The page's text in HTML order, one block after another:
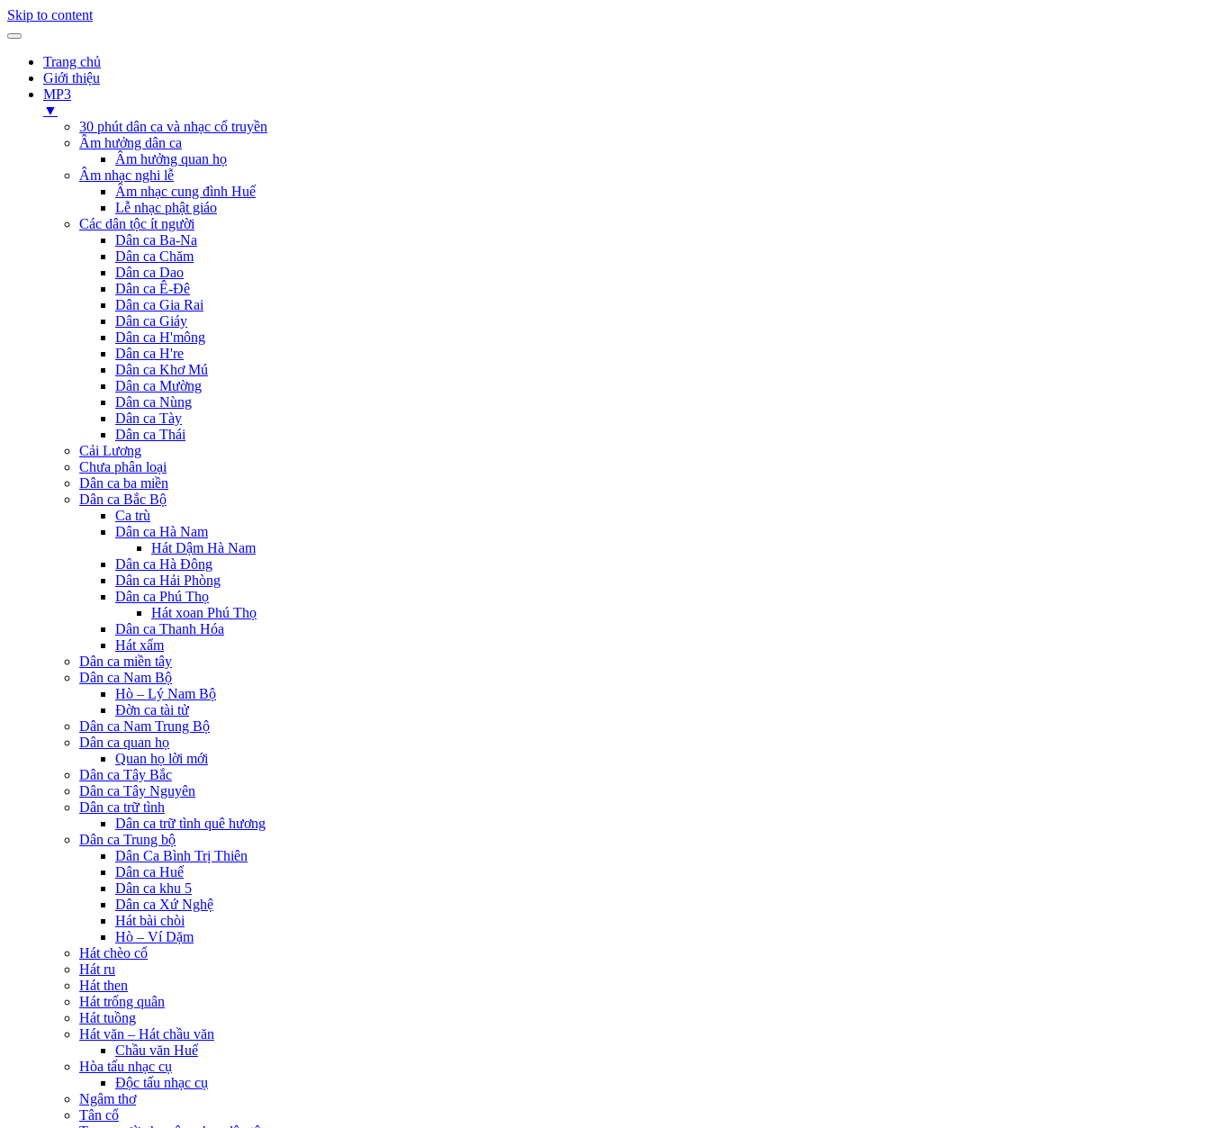
Skip to content
Trang chủ
Giới thiệu
MP3
▼
30 phút dân ca và nhạc cổ truyền
Âm hưởng dân ca
Âm hưởng quan họ
Âm nhạc nghi lễ
Âm nhạc cung đình Huế
Lễ nhạc phật giáo
Các dân tộc ít người
Dân ca Ba-Na
Dân ca Chăm
Dân ca Dao
Dân ca Ê-Đê
Dân ca Gia Rai
Dân ca Giáy
Dân ca H'mông
Dân ca H're
Dân ca Khơ Mú
Dân ca Mường
Dân ca Nùng
Dân ca Tày
Dân ca Thái
Cải Lương
Chưa phân loại
Dân ca ba miền
Dân ca Bắc Bộ
Ca trù
Dân ca Hà Nam
Hát Dậm Hà Nam
Dân ca Hà Đông
Dân ca Hải Phòng
Dân ca Phú Thọ
Hát xoan Phú Thọ
Dân ca Thanh Hóa
Hát xẩm
Dân ca miền tây
Dân ca Nam Bộ
Hò – Lý Nam Bộ
Đờn ca tài tử
Dân ca Nam Trung Bộ
Dân ca quan họ
Quan họ lời mới
Dân ca Tây Bắc
Dân ca Tây Nguyên
Dân ca trữ tình
Dân ca trữ tình quê hương
Dân ca Trung bộ
Dân Ca Bình Trị Thiên
Dân ca Huế
Dân ca khu 5
Dân ca Xứ Nghệ
Hát bài chòi
Hò – Ví Dặm
Hát chèo cổ
Hát ru
Hát then
Hát trống quân
Hát tuồng
Hát văn – Hát chầu văn
Chầu văn Huế
Hòa tấu nhạc cụ
Độc tấu nhạc cụ
Ngâm thơ
Tân cổ